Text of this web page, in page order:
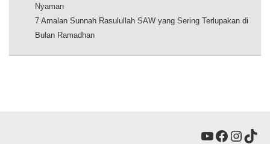
Nyaman
7 Amalan Sunnah Rasulullah SAW yang Sering Terlupakan di
Bulan Ramadhan
YouTube